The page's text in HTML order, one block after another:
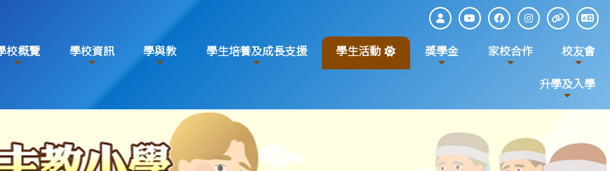
校概覽 學校資訊 學與教 學生培養及成長支援 學生活動 獎學金 家校合作 校友會
升學及入學